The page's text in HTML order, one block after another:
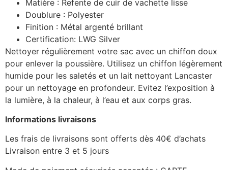
Matière : Refente de cuir de vachette lisse
Doublure : Polyester
Finition : Métal argenté brillant
Certification: LWG Silver
Nettoyer régulièrement votre sac avec un chiffon doux
pour enlever la poussière. Utilisez un chiffon légèrement
humide pour les saletés et un lait nettoyant Lancaster
pour un nettoyage en profondeur. Evitez l’exposition à
la lumière, à la chaleur, à l’eau et aux corps gras.
Informations livraisons
Les frais de livraisons sont offerts dès 40€ d’achats
Livraison entre 3 et 5 jours